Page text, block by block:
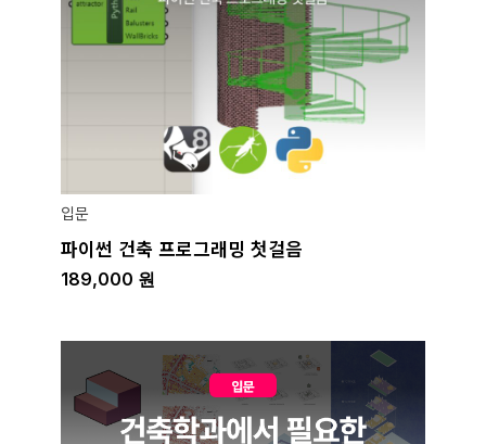
입문
파이썬 건축 프로그래밍 첫걸음
189,000 원